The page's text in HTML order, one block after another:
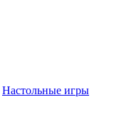
Настольные игры